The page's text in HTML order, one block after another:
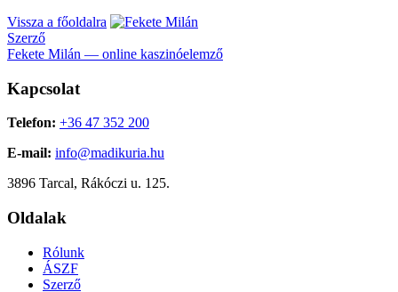
Vissza a főoldalra
Szerző
Fekete Milán — online kaszinóelemző
Kapcsolat
Telefon: +36 47 352 200
E-mail: info@madikuria.hu
3896 Tarcal, Rákóczi u. 125.
Oldalak
Rólunk
ÁSZF
Szerző